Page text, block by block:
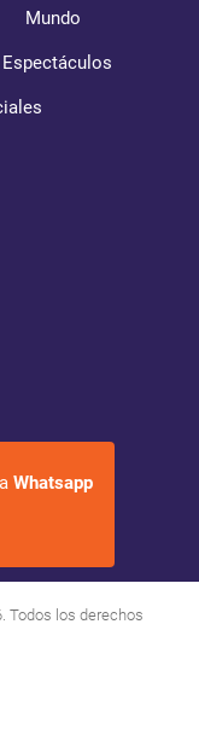
Mundo
Espectáculos
Whatsapp
Todos los derechos